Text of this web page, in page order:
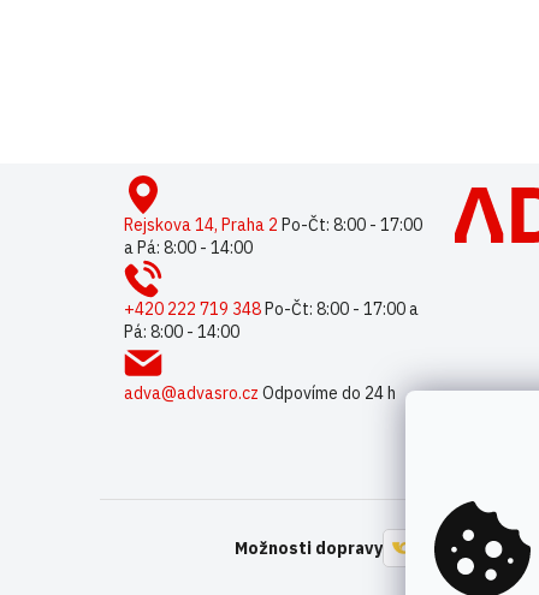
Rejskova 14, Praha 2 Po-Čt: 8:00 - 17:00
a Pá: 8:00 - 14:00
+420 222 719 348 Po-Čt: 8:00 - 17:00 a
Pá: 8:00 - 14:00
adva@advasro.cz Odpovíme do 24 h
Možnosti dopravy